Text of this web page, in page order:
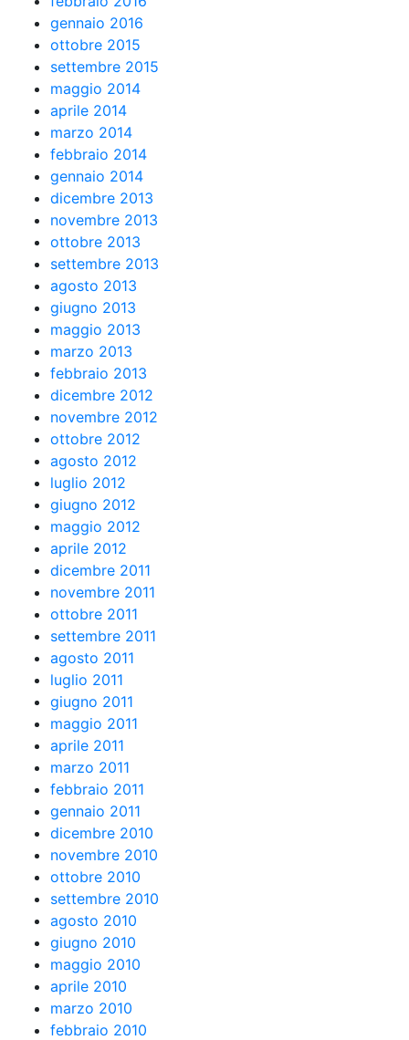
gennaio 2016
ottobre 2015
settembre 2015
maggio 2014
aprile 2014
marzo 2014
febbraio 2014
gennaio 2014
dicembre 2013
novembre 2013
ottobre 2013
settembre 2013
agosto 2013
giugno 2013
maggio 2013
marzo 2013
febbraio 2013
dicembre 2012
novembre 2012
ottobre 2012
agosto 2012
luglio 2012
giugno 2012
maggio 2012
aprile 2012
dicembre 2011
novembre 2011
ottobre 2011
settembre 2011
agosto 2011
luglio 2011
giugno 2011
maggio 2011
aprile 2011
marzo 2011
febbraio 2011
gennaio 2011
dicembre 2010
novembre 2010
ottobre 2010
settembre 2010
agosto 2010
giugno 2010
maggio 2010
aprile 2010
marzo 2010
febbraio 2010